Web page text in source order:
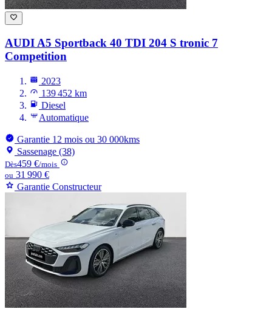
AUDI A5 Sportback 40 TDI 204 S tronic 7
Competition
2023
139 452 km
Diesel
Automatique
Garantie 12 mois ou 30 000kms
Sassenage (38)
Dès459 €/mois
ou 31 990 €
Garantie Constructeur